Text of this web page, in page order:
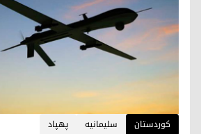
کوردستان سلیمانیە پهپاد